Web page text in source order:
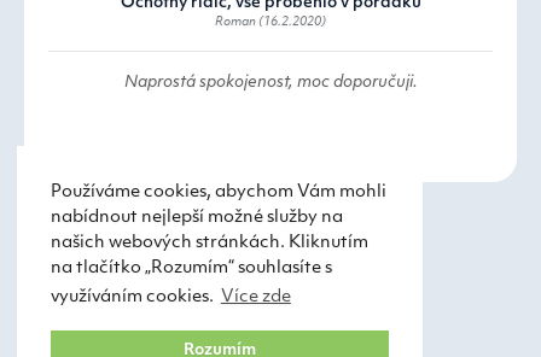
Používáme cookies, abychom Vám mohli
nabídnout nejlepší možné služby na
našich webových stránkách. Kliknutím
na tlačítko „Rozumím“ souhlasíte s
využíváním cookies. Více zde
Rozumím
Roman (16.2.2020)
Naprostá spokojenost, moc doporučuji.
Taxi Praha Obchodní podmínky